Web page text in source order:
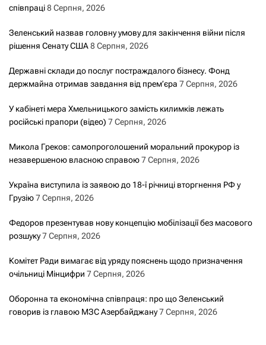
співпраці8 Серпня, 2026
Зеленський назвав головну умову для закінчення війни після
рішення Сенату США8 Серпня, 2026
Державні склади до послуг постраждалого бізнесу. Фонд
держмайна отримав завдання від прем’єра 7 Серпня, 2026
У кабінеті мера Хмельницького замість килимків лежать
російські прапори (відео) 7 Серпня, 2026
Микола Греков: самопроголошений моральний прокурор із
незавершеною власною справою7 Серпня, 2026
Україна виступила із заявою до 18-ї річниці вторгнення РФ у
Грузію7 Серпня, 2026
Федоров презентував нову концепцію мобілізації без масового
розшуку7 Серпня, 2026
Комітет Ради вимагає від уряду пояснень щодо призначення
очільниці Мінцифри 7 Серпня, 2026
Оборонна та економічна співпраця: про що Зеленський
говорив із главою МЗС Азербайджану7 Серпня, 2026